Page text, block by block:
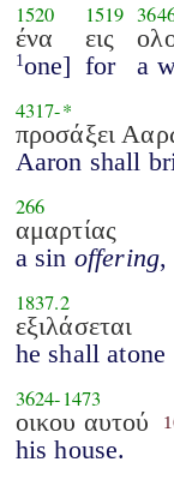
1520
ένα
1 one]
1519
εις
for
a
4317-*
προσάξει
Aaron shall
266
αμαρτίας
a sin offering,
1837.2
εξιλάσεται
he shall atone
3624-1473
οικου αυτού
his house.